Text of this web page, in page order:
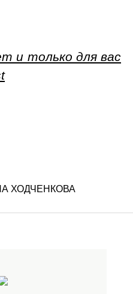
и только для вас
ХОДЧЕНКОВА